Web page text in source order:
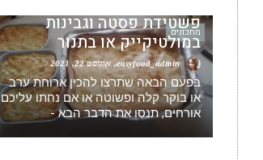
מתכונים
פשטידת פסטה וגבינות
במולטיקייק או בתנור
easyfood_admin אוגוסט 22, 2021
בפעם הבאה שתרצו להכין ארוחת ערב
או בוקר קלה ופשוטה או אם נחתו עליכם
אורחים, תנסו את הדבר הבא -